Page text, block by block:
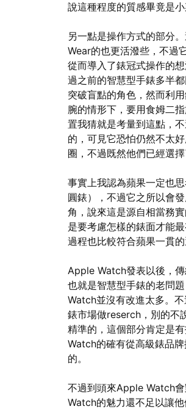
說這種程度的質感畢竟是小
另一點是操作方式的部分
Wear的也更活潑些，不過
從而導入了錶冠式操作的
過之前的智慧型手錶多半
突破盲點的角色，然而利
腕的情形下，要用食姆二
置我猜就是考量到這點，
的，可見它恐怕仍然不太
圈，不過既然他們已經選
事實上我認為蘋果一定也
圓錶），不過它之所以會
角，說來這是源自相當務
是要考慮怎樣的錶面才能
過程也比較符合蘋果一貫的
Apple Watch發表以後，
也就是智慧型手錶的老問
Watch並沒有改進太多。
錶市場做reserch，別的不
精準的，這個部分肯定是
Watch的確有從高級錶品
的。
不過到頭來Apple Watch
Watch的魅力還不足以讓